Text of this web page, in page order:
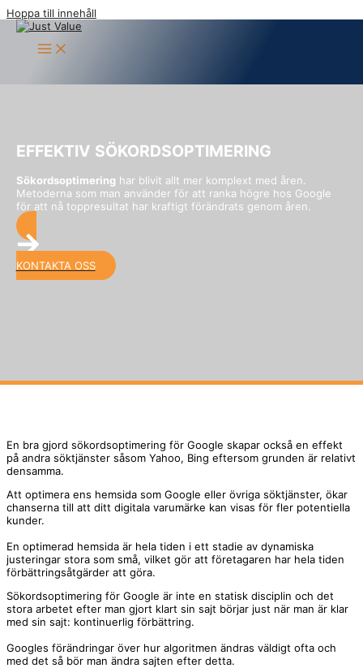
Hoppa till innehåll
EFFEKTIV SÖKORDSOPTIMERING
Sökordsoptimering har blivit allt mer komplext med åren.
Metoderna som man använder för att ranka högre hos Google
för att nå toppresultat har kraftigt förändrats genom åren.
KONTAKTA OSS
En bra gjord sökordsoptimering för Google skapar också en effekt
på andra söktjänster såsom Yahoo, Bing eftersom grunden är relativt
densamma.
Att optimera ens hemsida som Google eller övriga söktjänster, ökar
chanserna till att ditt digitala varumärke kan visas för fler potentiella
kunder.
En optimerad hemsida är hela tiden i ett stadie av dynamiska
justeringar stora som små, vilket gör att företagaren har hela tiden
förbättringsåtgärder att göra.
Sökordsoptimering för Google är inte en statisk disciplin och det
stora arbetet efter man gjort klart sin sajt börjar just när man är klar
med sin sajt: kontinuerlig förbättring.
Googles förändringar över hur algoritmen ändras väldigt ofta och
med det så bör man ändra sajten efter detta.